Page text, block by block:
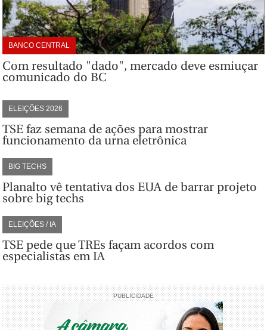
BANCO CENTRAL
Com resultado "dado", mercado deve esmiuçar
comunicado do BC
ELEIÇÕES 2026
TSE faz semana de ações para mostrar
funcionamento da urna eletrônica
BIG TECHS
Planalto vê tentativa dos EUA de barrar projeto
sobre big techs
ELEIÇÕES / IA
TSE pede que TREs façam acordos com
especialistas em IA
PUBLICIDADE